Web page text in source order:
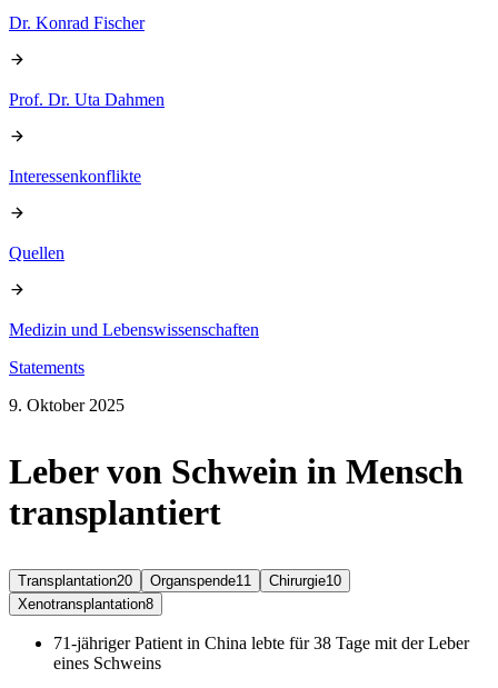
Dr. Konrad Fischer
Prof. Dr. Uta Dahmen
Interessenkonflikte
Quellen
Medizin und Lebenswissenschaften
Statements
9. Oktober 2025
Leber von Schwein in Mensch
transplantiert
Transplantation20 Organspende11 Chirurgie10
Xenotransplantation8
71-jähriger Patient in China lebte für 38 Tage mit der Leber
eines Schweins